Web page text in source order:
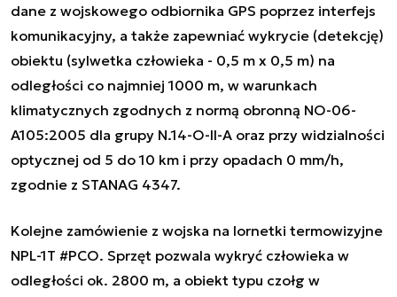
dane z wojskowego odbiornika GPS poprzez interfejs
komunikacyjny, a także zapewniać wykrycie (detekcję)
obiektu (sylwetka człowieka - 0,5 m x 0,5 m) na
odległości co najmniej 1000 m, w warunkach
klimatycznych zgodnych z normą obronną NO-06-
A105:2005 dla grupy N.14-O-II-A oraz przy widzialności
optycznej od 5 do 10 km i przy opadach 0 mm/h,
zgodnie z STANAG 4347.
Kolejne zamówienie z wojska na lornetki termowizyjne
NPL-1T #PCO. Sprzęt pozwala wykryć człowieka w
odległości ok. 2800 m, a obiekt typu czołg w